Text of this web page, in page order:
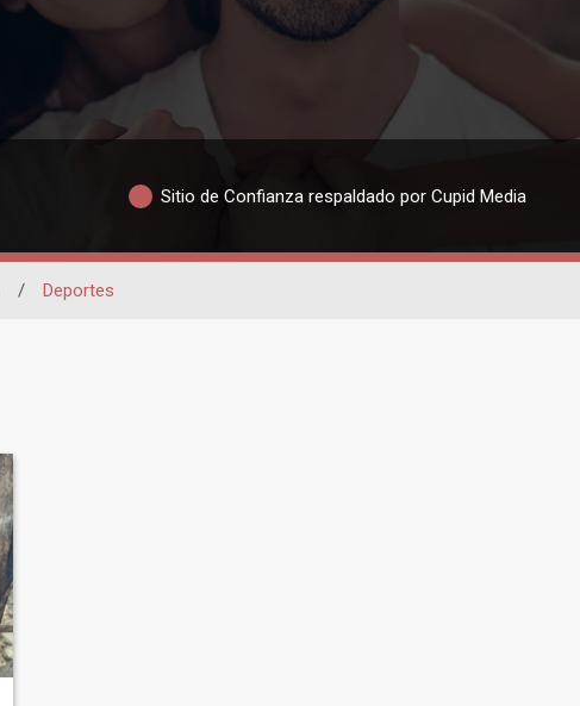
Sitio de Confianza respaldado por Cupid Media
/ Deportes